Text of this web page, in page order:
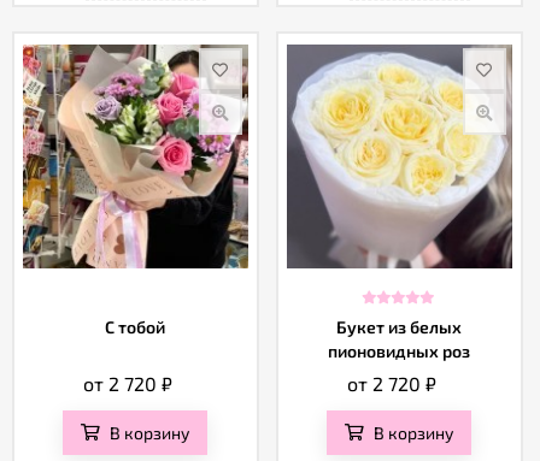
С тобой
от 2 720₽
В корзину
Букет из белых
пионовидных роз
от 2 720₽
В корзину